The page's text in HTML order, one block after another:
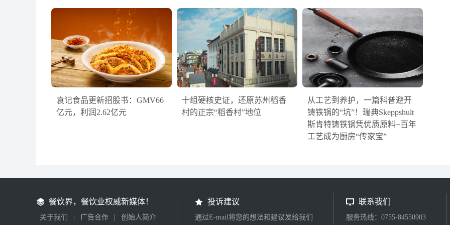
袁记食品更新招股书：GMV66
亿元，利润2.62亿元
十组硬核史证，还原苏州稻香
村的正宗“稻香村”地位
从工艺到养护，一篇科普避开
铸铁锅的“坑”！瑞典Skeppshult
斯肯特铸铁锅凭优质原料+百年
工艺成为厨房“传家宝”
餐饮界，餐饮业权威新媒体！
关于我们 广告合作 创始人简介
投诉建议
通过E-mail将您的想法和建议发给我们
联系我们
服务热线：0755-84550903